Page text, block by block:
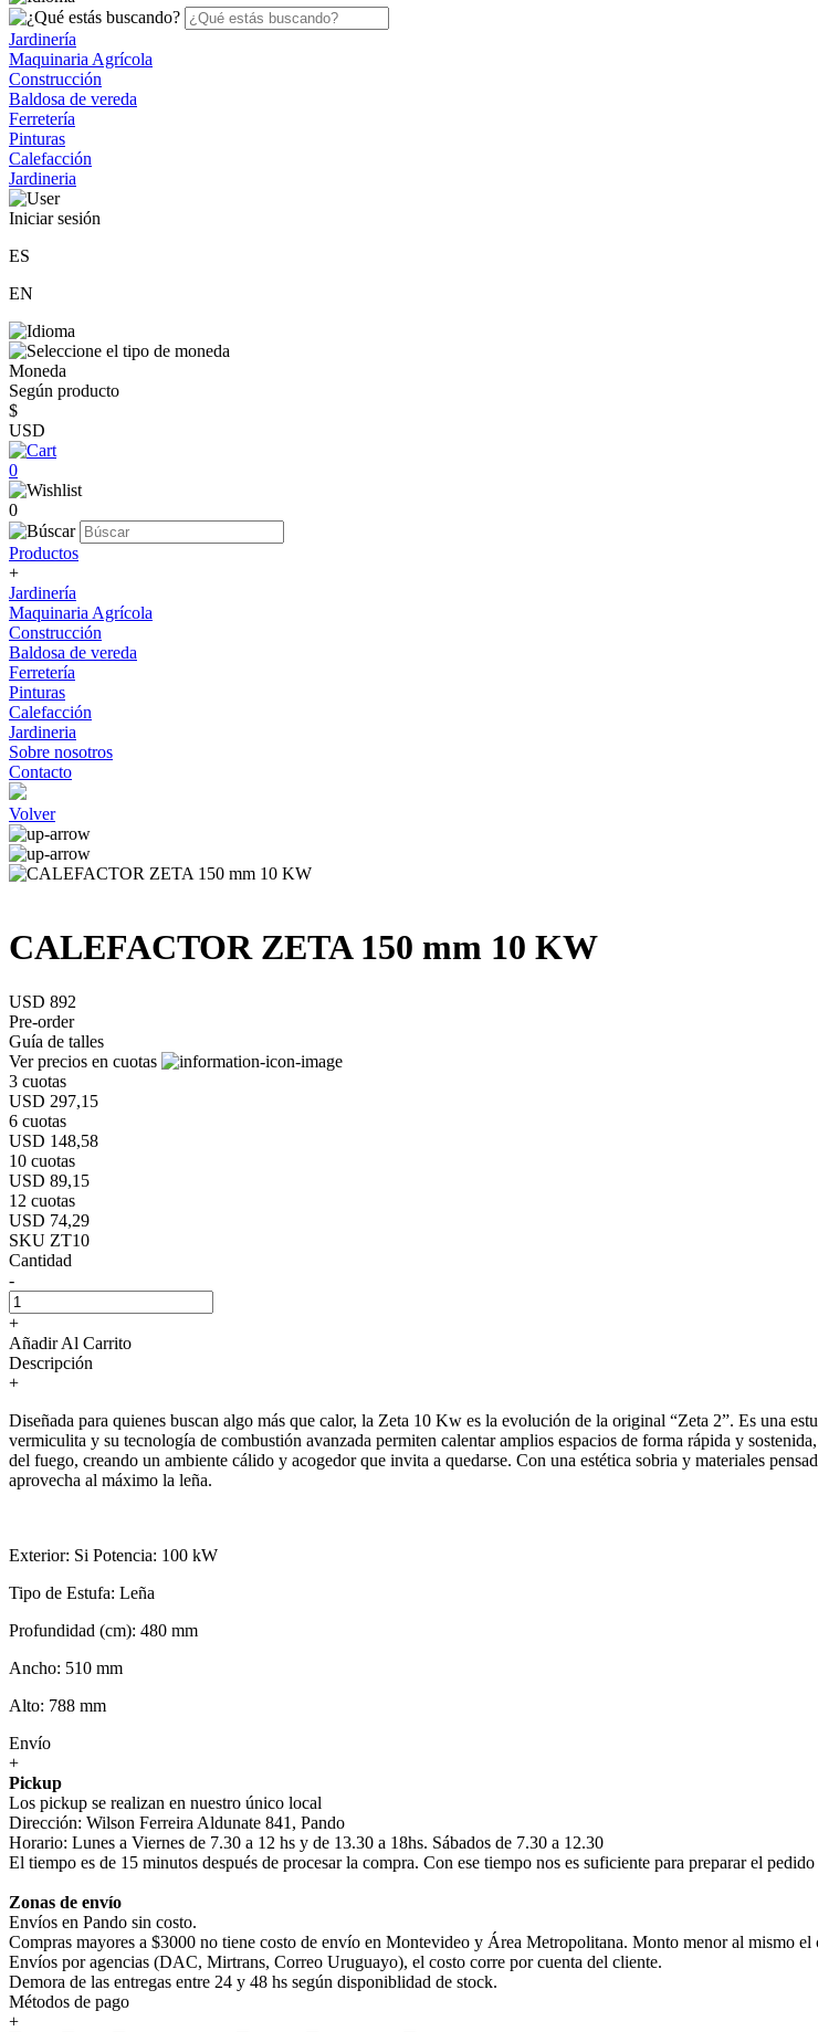
Jardinería
Maquinaria Agrícola
Construcción
Baldosa de vereda
Ferretería
Pinturas
Calefacción
Jardineria
Iniciar sesión
ES
EN
Moneda
Según producto
$
USD
0
0
Productos
+
Jardinería
Maquinaria Agrícola
Construcción
Baldosa de vereda
Ferretería
Pinturas
Calefacción
Jardineria
Sobre nosotros
Contacto
Volver
CALEFACTOR ZETA 150 mm 10 KW
USD 892
Pre-order
Guía de talles
Ver precios en cuotas
3 cuotas
USD 297,15
6 cuotas
USD 148,58
10 cuotas
USD 89,15
12 cuotas
USD 74,29
SKU ZT10
Cantidad
-
+
Añadir Al Carrito
Descripción
+
Diseñada para quienes buscan algo más que calor, la Zeta 10 Kw es la evolución de la original “Zeta 2”. Es una
vermiculita y su tecnología de combustión avanzada permiten calentar amplios espacios de forma rápida y
del fuego, creando un ambiente cálido y acogedor que invita a quedarse. Con una estética sobria y materiales
aprovecha al máximo la leña.
Exterior: Si Potencia: 100 kW
Tipo de Estufa: Leña
Profundidad (cm): 480 mm
Ancho: 510 mm
Alto: 788 mm
Envío
+
Pickup
Los pickup se realizan en nuestro único local
Dirección: Wilson Ferreira Aldunate 841, Pando
Horario: Lunes a Viernes de 7.30 a 12 hs y de 13.30 a 18hs. Sábados de 7.30 a 12.30
El tiempo es de 15 minutos después de procesar la compra. Con ese tiempo nos es suficiente para preparar el pedido
Zonas de envío
Envíos en Pando sin costo.
Compras mayores a $3000 no tiene costo de envío en Montevideo y Área Metropolitana. Monto menor al mismo el
Envíos por agencias (DAC, Mirtrans, Correo Uruguayo), el costo corre por cuenta del cliente.
Demora de las entregas entre 24 y 48 hs según disponiblidad de stock.
Métodos de pago
+